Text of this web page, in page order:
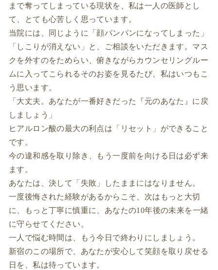
まで奪ってしまっている現状を、私は一人の医師とし
て、とても心苦しく思っています。
当院には、同じように「顔パンパンになってしまった」
「しこりが消えない」と、ご相談をいただきます。マス
クを外すのをためらい、俯きながらカウンセリングルー
ムに入ってこられるそのお姿を見るたび、私はいつもこ
う思います。
「大丈夫。あなたが一番好きだった『元のあなた』に戻
しましょう」
ヒアルロン酸の最大の利点は「リセット」ができること
です。
今の違和感を取り除き、もう一度前を向ける日は必ず来
ます。
あなたは、決して「失敗」したままにはなりません。
一度後悔された経験があるからこそ、次はもっと大切
に、もっと丁寧に慎重に、あなたの10年後の未来を一緒
に守らせてください。
一人で悩む時間は、もう今日で終わりにしましょう。
新宿のこの場所で、あなたが安心して笑顔を取り戻せる
日を、私は待っています。